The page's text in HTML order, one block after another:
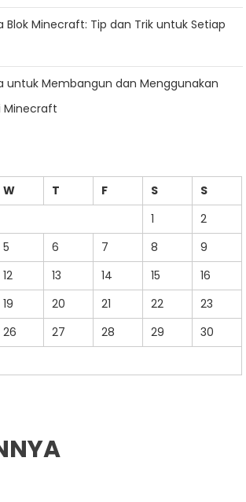
Blok Minecraft: Tip dan Trik untuk Setiap
untuk Membangun dan Menggunakan
Minecraft
W T F S
S
1
2
5 6 7 8
9
12 13 14 15
16
19 20 21 22
23
26 27 28 29
30